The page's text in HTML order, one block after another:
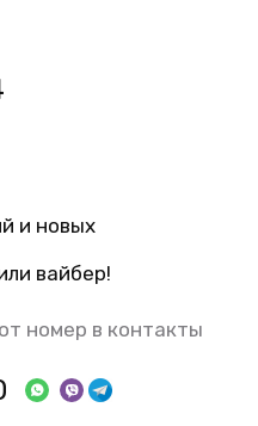
и новых
вайбер!
номер в контакты